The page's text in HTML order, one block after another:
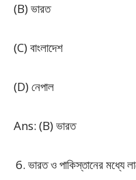
(B) ভারত
(C) বাংলাদেশ
(D) নেপাল
Ans: (B) ভারত
ভারত ও পাকিস্তানের মধ্যে